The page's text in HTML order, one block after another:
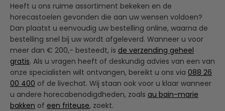
Heeft u ons ruime assortiment bekeken en de
horecastoelen gevonden die aan uw wensen voldoen?
Dan plaatst u eenvoudig uw bestelling online, waarna de
bestelling snel bij uw wordt afgeleverd. Wanneer u voor
meer dan € 200,- besteedt, is de verzending geheel
gratis. Als u vragen heeft of deskundig advies van een van
onze specialisten wilt ontvangen, bereikt u ons via 088 26
00 400 of de livechat. Wij staan ook voor u klaar wanneer
u andere horecabenodigdheden, zoals au bain-marie
bakken of een friteuse, zoekt.